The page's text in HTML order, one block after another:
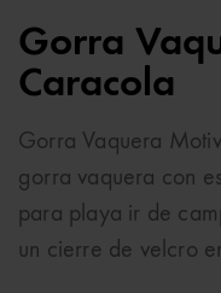
Gorra
Caracola
Gorra Vaquera
gorra vaquera con
para playa ir de
un cierre de velcro